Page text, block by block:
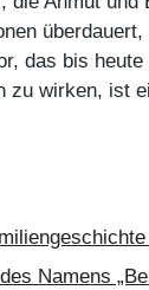
das bis
wirken, ist
Namens